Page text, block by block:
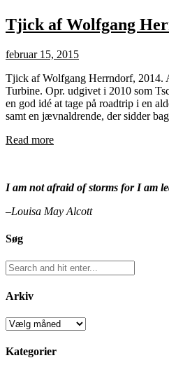
Tjick af Wolfgang
februar 15, 2015
Tjick af Wolfgang Herrndorf, 2014.
Turbine. Opr. udgivet i 2010 som
en god idé at tage på roadtrip i en
samt en jævnaldrende, der sidder
Read more
I am not afraid of storms for I am
–Louisa May Alcott
Søg
Arkiv
Arkiv
Kategorier